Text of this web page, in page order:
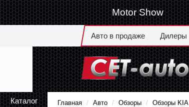
Motor Show
Авто в продаже Дилеры
Каталог Главная Авто Обзоры Обзоры KIA